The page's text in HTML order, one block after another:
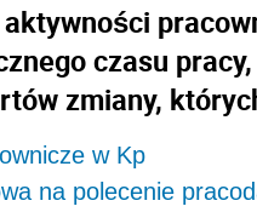
czasu
zmiany,
w Kp
na polecenie